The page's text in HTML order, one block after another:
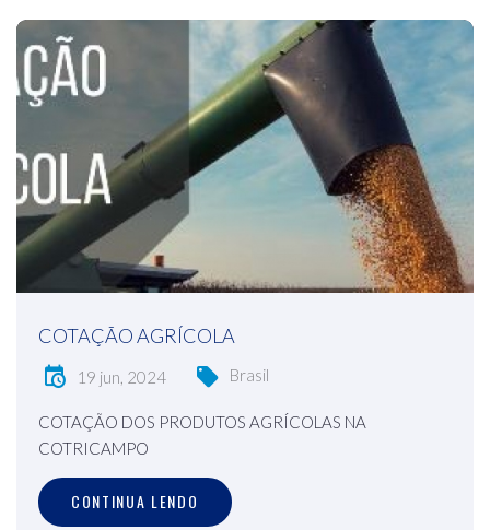
COTAÇÃO AGRÍCOLA
19 jun, 2024 Brasil
COTAÇÃO DOS PRODUTOS AGRÍCOLAS NA
COTRICAMPO
CONTINUA LENDO